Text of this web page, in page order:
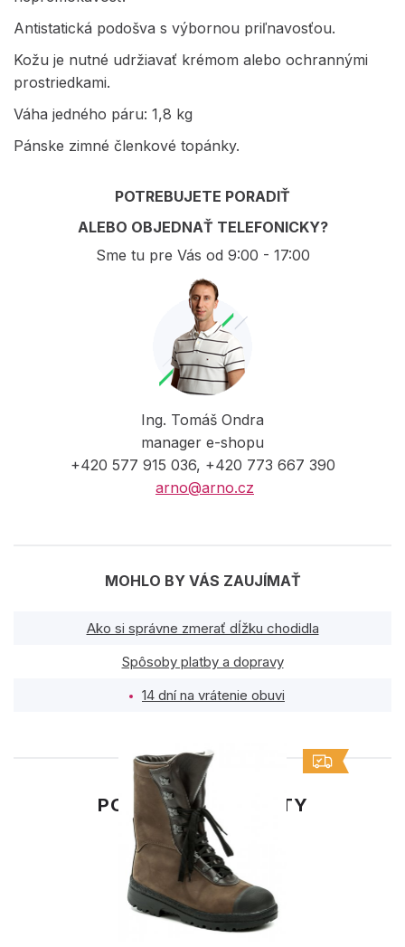
Antistatická podošva s výbornou priľnavosťou.
Kožu je nutné udržiavať krémom alebo ochrannými
prostriedkami.
Váha jedného páru: 1,8 kg
Pánske zimné členkové topánky.
POTREBUJETE PORADIŤ
ALEBO OBJEDNAŤ TELEFONICKY?
Sme tu pre Vás od 9:00 - 17:00
Ing. Tomáš Ondra
manager e-shopu
+420 577 915 036, +420 773 667 390
arno@arno.cz
MOHLO BY VÁS ZAUJÍMAŤ
Ako si správne zmerať dĺžku chodidla
Spôsoby platby a dopravy
14 dní na vrátenie obuvi
PODOBNÉ PRODUKTY